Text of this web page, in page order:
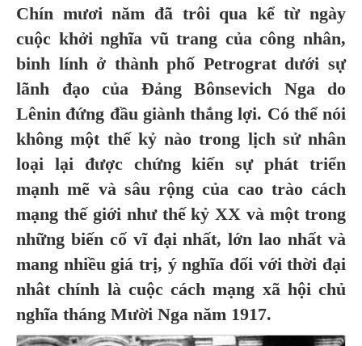
Chín mươi năm đã trôi qua kể từ ngày
cuộc khởi nghĩa vũ trang của công nhân,
binh lính ở thành phố Petrograt dưới sự
lãnh đạo của Đảng Bônsevich Nga do
Lênin đứng đầu giành thắng lợi. Có thể nói
không một thế kỷ nào trong lịch sử nhân
loại lại được chứng kiến sự phát triển
mạnh mẽ và sâu rộng của cao trào cách
mạng thế giới như thế kỷ XX và một trong
những biến cố vĩ đại nhất, lớn lao nhất và
mang nhiều giá trị, ý nghĩa đối với thời đại
nhât chính là cuộc cách mạng xã hội chủ
nghĩa tháng Mười Nga năm 1917.